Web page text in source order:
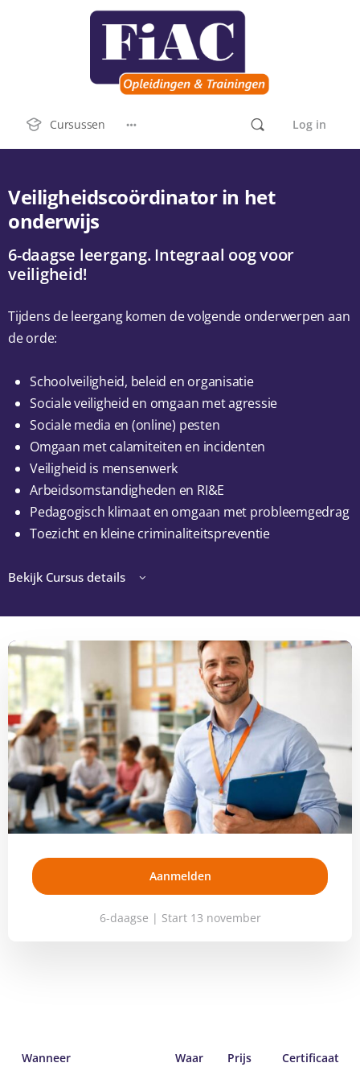
Cursussen Log in
Veiligheidscoördinator in het
onderwijs
6-daagse leergang. Integraal oog voor
veiligheid!
Tijdens de leergang komen de volgende onderwerpen aan
de orde:
Schoolveiligheid, beleid en organisatie
Sociale veiligheid en omgaan met agressie
Sociale media en (online) pesten
Omgaan met calamiteiten en incidenten
Veiligheid is mensenwerk
Arbeidsomstandigheden en RI&E
Pedagogisch klimaat en omgaan met probleemgedrag
Toezicht en kleine criminaliteitspreventie
Bekijk Cursus details
Wanneer Waar Prijs Certificaat
Aanmelden
6-daagse | Start 13 november